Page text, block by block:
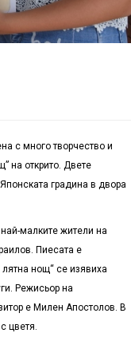
с много творчество и
на открито. Двете
градина в двора
малките жители на
Пиесата е
нощ“ се изявиха
Режисьор на
е Милен Апостолов. В
цветя.